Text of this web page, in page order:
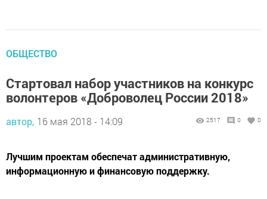
ОБЩЕСТВО
Стартовал набор участников на конкурс
волонтеров «Доброволец России 2018»
автор, 16 мая 2018 - 14:09 2517 0 0
Лучшим проектам обеспечат административную,
информационную и финансовую поддержку.